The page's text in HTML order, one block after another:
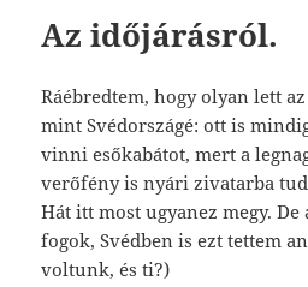
Az időjárásról.
Ráébredtem, hogy olyan lett
mint Svédországé: ott is
vinni esőkabátot, mert a
verőfény is nyári zivatarba
Hát itt most ugyanez megy.
fogok, Svédben is ezt tettem
voltunk, és ti?)